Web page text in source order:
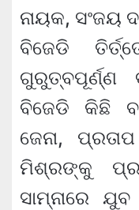
ନାୟକ, ସଂଜୟ
ବିଜେଡି
ଗୁରୁତ୍ବପୂର୍ଣ୍ଣ
ବିଜେଡି କିଛି
ଜେନା,
ମିଶ୍ରଙ୍କୁ
ସାମ୍ନାରେ